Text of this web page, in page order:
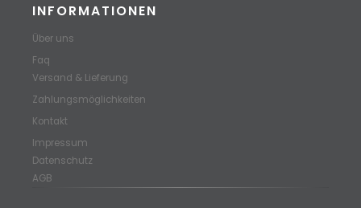
INFORMATIONEN
Über uns
Faq
Versand & Lieferung
Zahlungsmöglichkeiten
Kontakt
Impressum
Datenschutz
AGB